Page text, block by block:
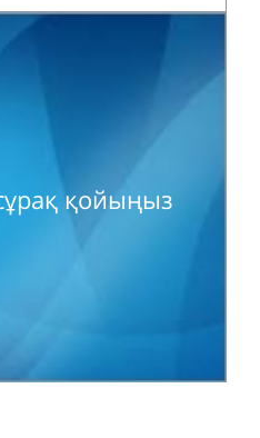
қойыңыз